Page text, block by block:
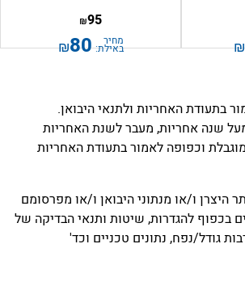
₪
95
₪
מחיר
באילת: 80
₪
בתעודת האחריות ולתנאי היבואן.
שנה אחריות, מעבר לשנת האחריות
וכפופה לאמור בתעודת האחריות
היצרן ו/או מנתוני היבואן ו/או מפרסומם
בכפוף להגדרות, שיטות ותנאי הבדיקה של
גודל/נפח, נתונים טכניים וכד'